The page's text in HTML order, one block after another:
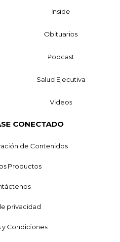
Inside
Obituarios
Podcast
Salud Ejecutiva
Videos
CONECTADO
de Contenidos
Productos
privacidad
y Condiciones